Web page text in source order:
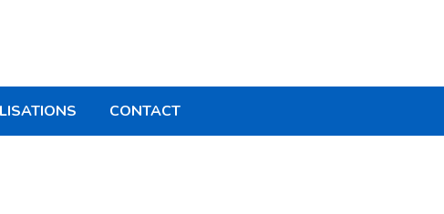
CONTACT